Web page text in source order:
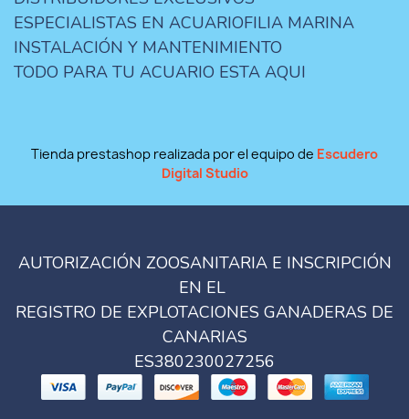
ESPECIALISTAS EN ACUARIOFILIA MARINA
INSTALACIÓN Y MANTENIMIENTO
TODO PARA TU ACUARIO ESTA AQUI
Tienda prestashop realizada por el equipo de Escudero
Digital Studio
AUTORIZACIÓN ZOOSANITARIA E INSCRIPCIÓN
EN EL
REGISTRO DE EXPLOTACIONES GANADERAS DE
CANARIAS
ES380230027256